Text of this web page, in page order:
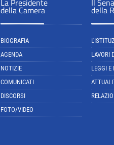
La Presidente
della Camera
BIOGRAFIA
AGENDA
NOTIZIE
COMUNICATI
DISCORSI
FOTO/VIDEO
Il
della
LAVORI
LEGGI E